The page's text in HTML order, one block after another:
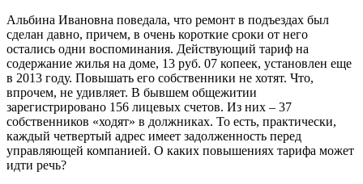
Альбина Ивановна поведала, что ремонт в подъездах был
сделан давно, причем, в очень короткие сроки от него
остались одни воспоминания. Действующий тариф на
содержание жилья на доме, 13 руб. 07 копеек, установлен еще
в 2013 году. Повышать его собственники не хотят. Что,
впрочем, не удивляет. В бывшем общежитии
зарегистрировано 156 лицевых счетов. Из них – 37
собственников «ходят» в должниках. То есть, практически,
каждый четвертый адрес имеет задолженность перед
управляющей компанией. О каких повышениях тарифа может
идти речь?